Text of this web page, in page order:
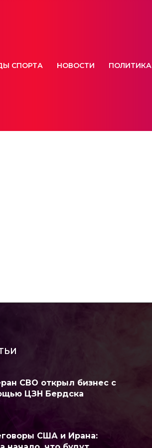
СПОРТА НОВОСТИ ПОЛИТИКА
СВО открыл бизнес с
ЦЗН Бердска
США и Ирана: